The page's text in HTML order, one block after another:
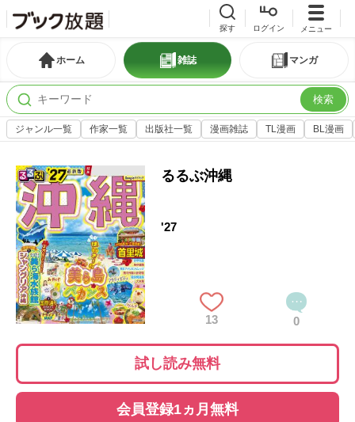
探す ログイン メニュー
ホーム 雑誌 マンガ
検索
ジャンル一覧 作家一覧 出版社一覧 漫画雑誌 TL漫画 BL漫画
るるぶ沖縄
'27
13 0
試し読み無料
会員登録1ヵ月無料